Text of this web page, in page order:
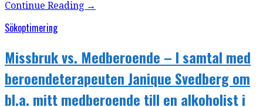
Continue Reading →
Sökoptimering
Missbruk vs. Medberoende – I samtal med
beroendeterapeuten Janique Svedberg om
bl.a. mitt medberoende till en alkoholist i